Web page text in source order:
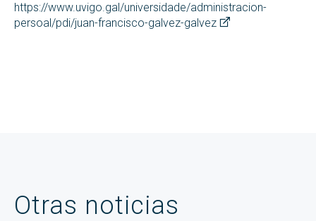
https://www.uvigo.gal/universidade/administracion-
persoal/pdi/juan-francisco-galvez-galvez
Otras noticias